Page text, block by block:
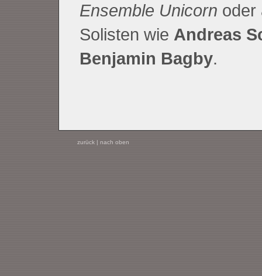
Ensemble Unicorn oder
Solisten wie Andreas
Benjamin Bagby.
zurück| nach oben